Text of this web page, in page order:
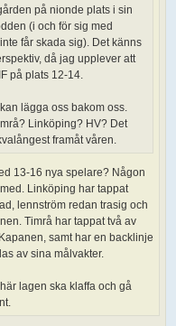
på nionde plats i sin
(i och för sig med
får skada sig). Det känns
då jag upplever att
på plats 12-14.
lägga oss bakom oss.
Linköping? HV? Det
framåt våren.
13-16 nya spelare? Någon
Linköping har tappat
lennström redan trasig och
Timrå har tappat två av
samt har en backlinje
av sina målvakter.
lagen ska klaffa och gå